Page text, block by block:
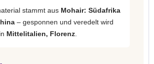
stammt aus Mohair: Südafrika
– gesponnen und veredelt wird
Mittelitalien, Florenz